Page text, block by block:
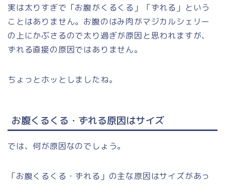
実は太りすぎで「お腹がくるくる」「ずれる」という
ことはありません。お腹のはみ肉がマジカルシェリー
の上にかぶさるので太り過ぎが原因と思われますが、
ずれる直接の原因ではありません。
ちょっとホッとしましたね。
お腹くるくる・ずれる原因はサイズ
では、何が原因なのでしょう。
「お腹くるくる・ずれる」の主な原因はサイズがあっ